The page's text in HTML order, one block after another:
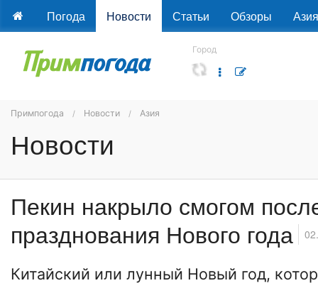
Погода Новости Статьи Обзоры Азия
Город
Примпогода Новости Азия
Новости
Пекин накрыло смогом
празднования Нового года
Китайский или лунный Новый год,